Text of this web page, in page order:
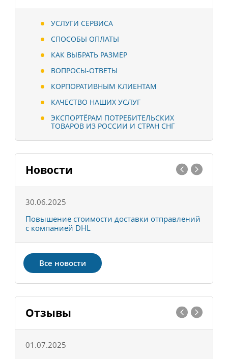
УСЛУГИ СЕРВИСА
СПОСОБЫ ОПЛАТЫ
КАК ВЫБРАТЬ РАЗМЕР
ВОПРОСЫ-ОТВЕТЫ
КОРПОРАТИВНЫМ КЛИЕНТАМ
КАЧЕСТВО НАШИХ УСЛУГ
ЭКСПОРТЁРАМ ПОТРЕБИТЕЛЬСКИХ
ТОВАРОВ ИЗ РОССИИ И СТРАН СНГ
Новости
30.06.2025
Повышение стоимости доставки отправлений
с компанией DHL
Все новости
Отзывы
01.07.2025